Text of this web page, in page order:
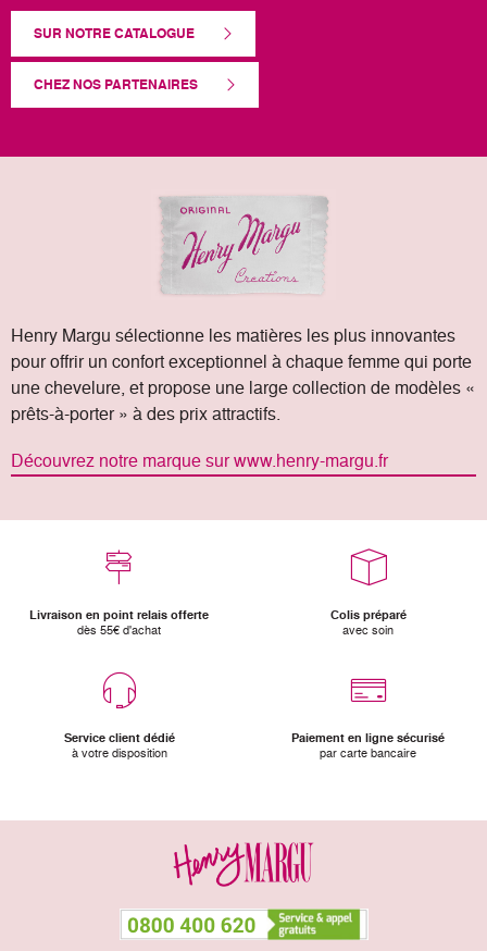
SUR NOTRE CATALOGUE
CHEZ NOS PARTENAIRES
Henry Margu sélectionne les matières les plus innovantes
pour offrir un confort exceptionnel à chaque femme qui porte
une chevelure, et propose une large collection de modèles «
prêts-à-porter » à des prix attractifs.
Découvrez notre marque sur www.henry-margu.fr
Livraison en point relais offerte
dès 55€ d'achat
Colis préparé
avec soin
Service client dédié
à votre disposition
Paiement en ligne sécurisé
par carte bancaire